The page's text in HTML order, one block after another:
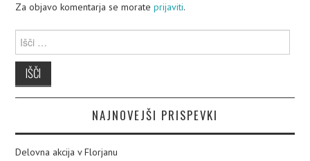
Za objavo komentarja se morateprijaviti.
Išči:
NAJNOVEJŠI PRISPEVKI
Delovna akcija v Florjanu